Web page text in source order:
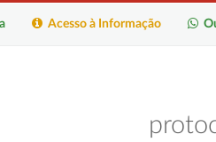
Acesso à Informação